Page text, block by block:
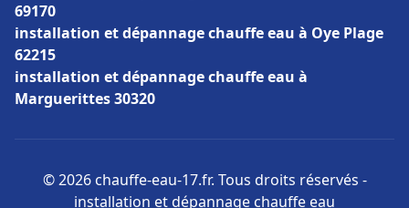
69170
installation et dépannage chauffe eau à Oye Plage
62215
installation et dépannage chauffe eau à
Marguerittes 30320
© 2026 chauffe-eau-17.fr. Tous droits réservés -
installation et dépannage chauffe eau